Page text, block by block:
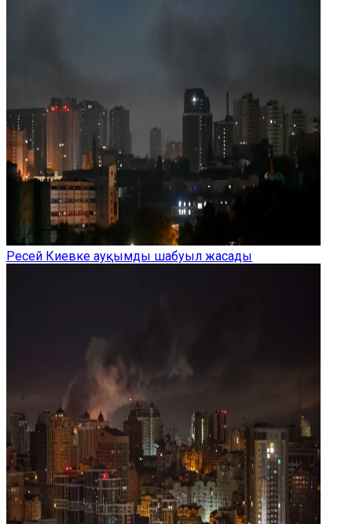
Ресей Киевке ауқымды шабуыл жасады